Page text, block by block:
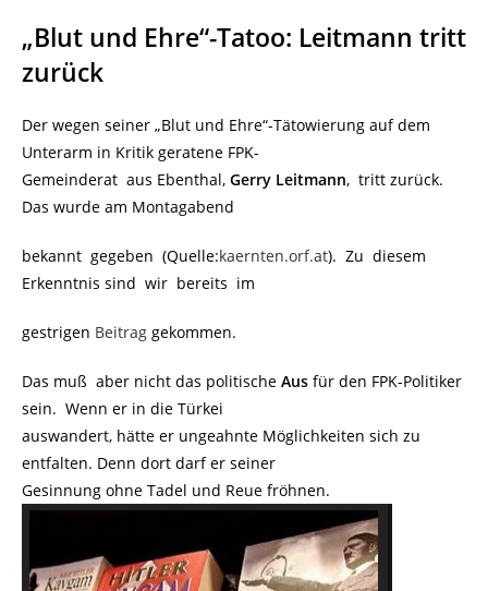
„Blut und Ehre“-Tatoo: Leitmann tritt
zurück
Der wegen seiner „Blut und Ehre“-Tätowierung auf dem
Unterarm in Kritik geratene FPK-
Gemeinderat aus Ebenthal, Gerry Leitmann, tritt zurück.
Das wurde am Montagabend
bekannt gegeben (Quelle:kaernten.orf.at). Zu diesem
Erkenntnis sind wir bereits im
gestrigen Beitrag gekommen.
Das muß aber nicht das politische Aus für den FPK-Politiker
sein. Wenn er in die Türkei
auswandert, hätte er ungeahnte Möglichkeiten sich zu
entfalten. Denn dort darf er seiner
Gesinnung ohne Tadel und Reue fröhnen.